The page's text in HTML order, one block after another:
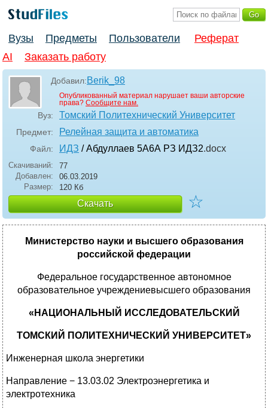
Вузы Предметы Пользователи
Реферат
AI
Заказать работу
Добавил:Berik_98
Опубликованный материал нарушает ваши авторские
права? Сообщите нам.
Вуз: Томский Политехнический Университет
Предмет: Релейная защита и автоматика
Файл: ИДЗ / Абдуллаев 5А6А РЗ ИДЗ2.docx
Скачиваний:
77
Добавлен:
06.03.2019
Размер:
120 Кб
Скачать ☆
Министерство науки и высшего образования
российской федерации
Федеральное государственное автономное
образовательное учреждениевысшего образования
«НАЦИОНАЛЬНЫЙ ИССЛЕДОВАТЕЛЬСКИЙ
ТОМСКИЙ ПОЛИТЕХНИЧЕСКИЙ УНИВЕРСИТЕТ»
Инженерная школа энергетики
Направление − 13.03.02 Электроэнергетика и
электротехника